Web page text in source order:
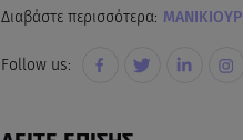
Διαβάστε περισσότερα: ΜΑΝΙΚΙΟΥΡ
Follow us: